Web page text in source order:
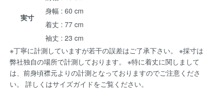
実寸
身幅 : 60 cm
着丈 : 77 cm
袖丈 : 23 cm
※丁寧に計測していますが若干の誤差はご了承下さい。 ※採寸は
弊社独自の場所で計測しております。 ※特に着丈に関しまして
は、前身頃襟元よりの計測となっておりますのでご注意くださ
い。 詳しくはサイズガイドをご覧ください。